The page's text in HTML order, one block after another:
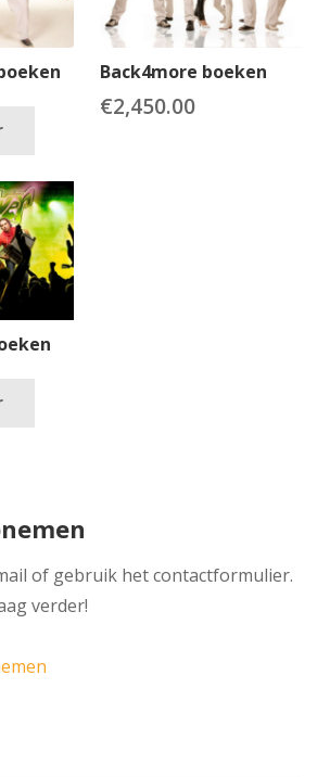
Back4more boeken
€2,450.00
of gebruik het contactformulier.
verder!